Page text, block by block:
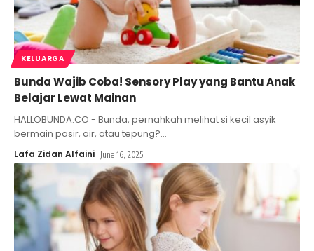
KELUARGA
Bunda Wajib Coba! Sensory Play yang Bantu Anak
Belajar Lewat Mainan
HALLOBUNDA.CO - Bunda, pernahkah melihat si kecil asyik
bermain pasir, air, atau tepung?…
Lafa Zidan Alfaini June 16, 2025